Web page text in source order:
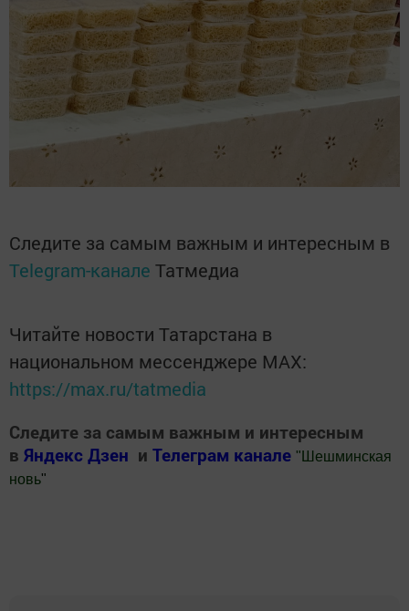
Следите за самым важным и интересным в
Telegram-канале Татмедиа
Читайте новости Татарстана в
национальном мессенджере MАХ:
https://max.ru/tatmedia
Следите за самым важным и интересным
в Яндекс Дзен и Телеграм канале " Шешминская
новь"